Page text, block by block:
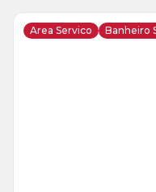
Area Servico Banheiro